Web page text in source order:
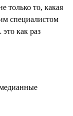
только то, какая
специалистом
как раз